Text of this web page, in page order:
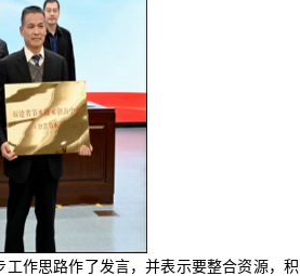
作思路作了发言，并表示要整合资源，积